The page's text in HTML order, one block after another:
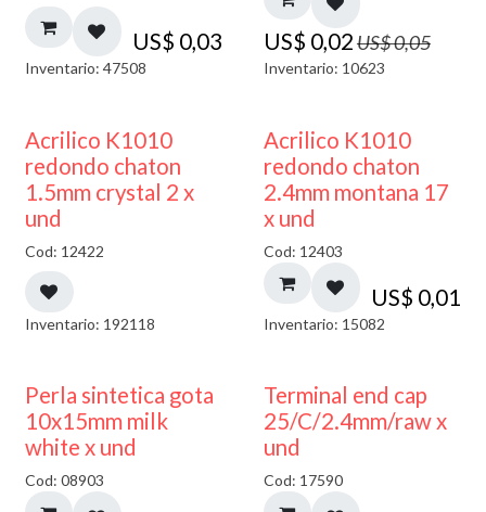
US$ 0,03
Inventario: 47508
US$ 0,02US$0,05
Inventario: 10623
50% DESCUENTO
Acrilico K1010
redondo chaton
1.5mm crystal 2 x
und
Cod: 12422
Inventario: 192118
50% DESCUENTO
Acrilico K1010
redondo chaton
2.4mm montana 17
x und
Cod: 12403
US$ 0,01
Inventario: 15082
Perla sintetica gota
10x15mm milk
white x und
Cod: 08903
Terminal end cap
25/C/2.4mm/raw x
und
Cod: 17590